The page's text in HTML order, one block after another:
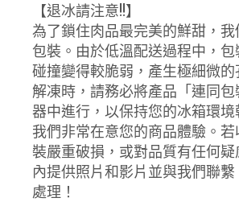
【退冰請注意!!】
為了鎖住肉品最完美的鮮甜，
包裝。由於低溫配送過程中，
碰撞變得較脆弱，產生極細微的
解凍時，請務必將產品「連同
器中進行，以保持您的冰箱環境
我們非常在意您的商品體驗。
裝嚴重破損，或對品質有任何
內提供照片和影片並與我們聯
處理！